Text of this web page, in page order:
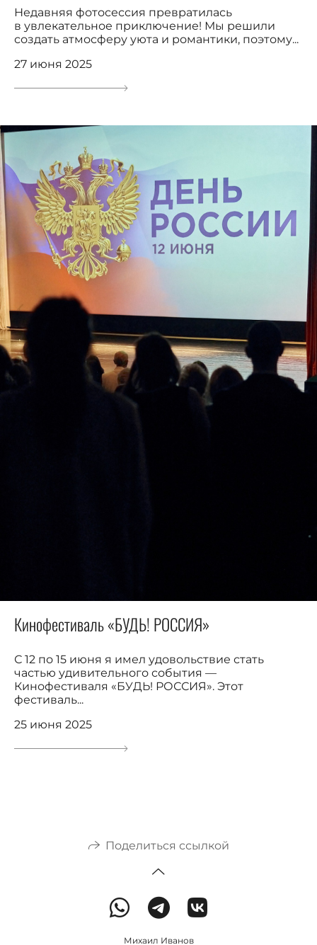
Недавняя фотосессия превратилась
в увлекательное приключение! Мы решили
создать атмосферу уюта и романтики, поэтому...
27 июня 2025
Кинофестиваль «БУДЬ! РОССИЯ»
С 12 по 15 июня я имел удовольствие стать
частью удивительного события —
Кинофестиваля «БУДЬ! РОССИЯ». Этот
фестиваль...
25 июня 2025
Поделиться ссылкой
Михаил Иванов